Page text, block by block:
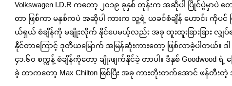
Volkswagen I.D.R ကတော့ ၂၀၁၉ ခုနှစ် တုန်းက အဆိုပါ ပြိုင်ပွဲမှာ
တာ ဖြစ်ကာ မနှစ်ကပဲ အဆိုပါ ကားက သူ့ရဲ့ ယခင်စံချိန် ဟောင်း ကိုပင်
ယ်ရှယ် စံချိန်ကို မချိုးလိုက် နိုင်ပေမယ့်လည်း အခု ထူးထူးခြားခြား လ
နိုင်တာကြောင့် ဒုတိယမြောက် အမြန်ဆုံးကားတော့ ဖြစ်လာခဲ့ပါတယ်။ ဒါ‌
၄၁.၆၀ စက္ကန့် စံချိန်ကိုတော့ ချိုးဖျက်နိုင်ခဲ့ တာပါ။ ဒီနှစ် Goodwood ရဲ့
ခဲ့ တာကတော့ Max Chilton ဖြစ်ပြီး အခု ကားတိုးတက်အောင် ဖန်တီးတဲ့